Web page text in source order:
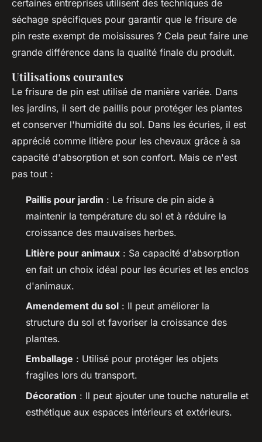
certaines entreprises utilisent des techniques de
séchage spécifiques pour garantir que le frisure de
pin reste exempt de moisissures ? Cela peut faire une
grande différence dans la qualité finale du produit.
Utilisations courantes
Le frisure de pin est utilisé de manière variée. Dans
les jardins, il sert de paillis pour protéger les plantes
et conserver l'humidité du sol. Dans les écuries, il est
apprécié comme litière pour les chevaux grâce à sa
capacité d'absorption et son confort. Mais ce n'est
pas tout :
Paillis pour jardin : Le frisure de pin aide à
maintenir la température du sol et à réduire la
croissance des mauvaises herbes.
Litière pour animaux : Sa capacité d'absorption
en fait un choix idéal pour les écuries et les enclos
d'animaux.
Amendement du sol : Il peut améliorer la
structure du sol et favoriser la croissance des
plantes.
Emballage : Utilisé pour protéger les objets
fragiles lors du transport.
Décoration : Il peut ajouter une touche naturelle et
esthétique aux espaces intérieurs et extérieurs.